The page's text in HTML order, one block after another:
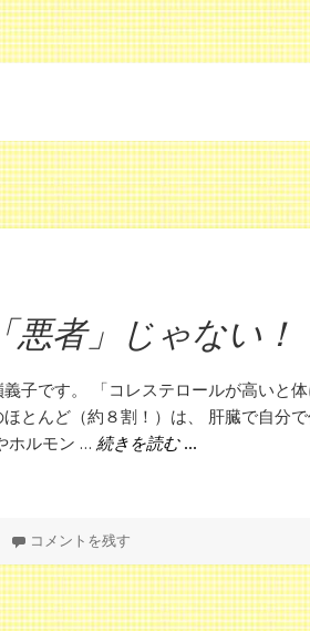
悪者」じゃない！
子です。 「コレステロールが高いと
とんど（約８割！）は、 肝臓で自分
ホルモン … 続きを読む
コレステロールは「悪者」じゃない！ に
コメントを残す